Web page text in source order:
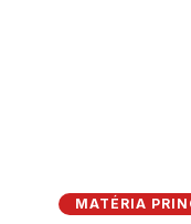
MATÉRIA